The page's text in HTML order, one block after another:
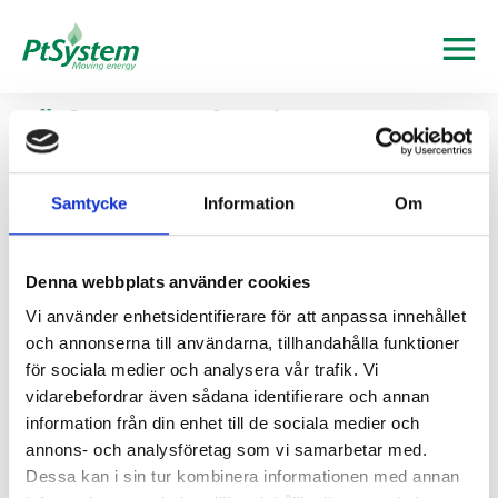
Samtycke Information Om
Denna webbplats använder cookies
Vi använder enhetsidentifierare för att anpassa innehållet
och annonserna till användarna, tillhandahålla funktioner
för sociala medier och analysera vår trafik. Vi
vidarebefordrar även sådana identifierare och annan
information från din enhet till de sociala medier och
annons- och analysföretag som vi samarbetar med.
Dessa kan i sin tur kombinera informationen med annan
Författare: Sebastian
Underhåll och optimal drift av
ackumulatortankar
minskar värmeförluster och säkerställer att värmekällan
arbetar inom rätt temperaturintervall. Detta ger både
bättre komfort och lägre driftskostnader.
Att välja rätt ackumulatortank
Att välja rätt ackumulatortank är avgörande för att skapa
ett värmesystem som arbetar stabilt, energieffektivt och
med minimalt slitage på värmekällan.